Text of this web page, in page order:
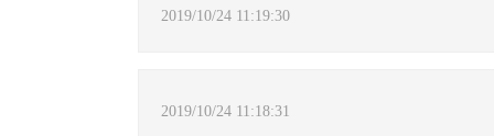
2019/10/24 11:19:30
2019/10/24 11:18:31